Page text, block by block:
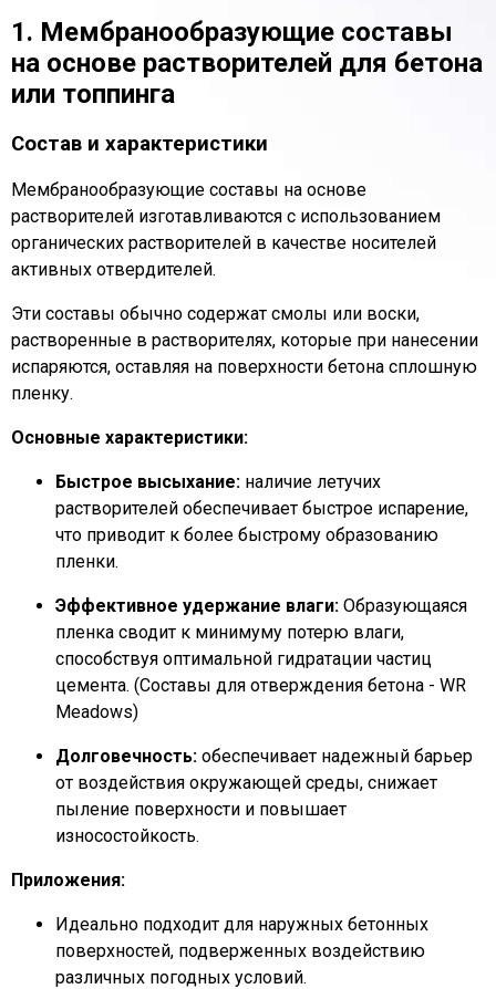
1. Мембранообразующие составы
на основе растворителей для бетона
или топпинга
Состав и характеристики
Мембранообразующие составы на основе
растворителей изготавливаются с использованием
органических растворителей в качестве носителей
активных отвердителей.
Эти составы обычно содержат смолы или воски,
растворенные в растворителях, которые при нанесении
испаряются, оставляя на поверхности бетона сплошную
пленку.
Основные характеристики:
Быстрое высыхание: наличие летучих
растворителей обеспечивает быстрое испарение,
что приводит к более быстрому образованию
пленки.
Эффективное удержание влаги: Образующаяся
пленка сводит к минимуму потерю влаги,
способствуя оптимальной гидратации частиц
цемента. (Составы для отверждения бетона - WR
Meadows)
Долговечность: обеспечивает надежный барьер
от воздействия окружающей среды, снижает
пыление поверхности и повышает
износостойкость.
Приложения:
Идеально подходит для наружных бетонных
поверхностей, подверженных воздействию
различных погодных условий.